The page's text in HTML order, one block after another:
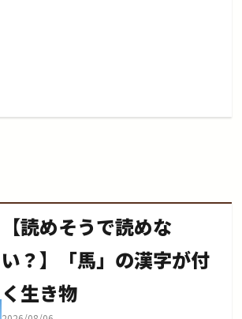
【読めそうで読めな
い？】「馬」の漢字が付
く生き物